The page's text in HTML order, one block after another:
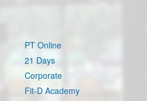
PT Online
21 Days
Corporate
Fit-D Academy